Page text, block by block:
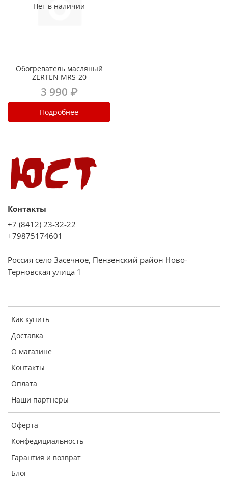
Нет в наличии
Обогреватель масляный
ZERTEN MRS-20
3 990 ₽
Подробнее
Как купить
Доставка
О магазине
Контакты
Оплата
Наши партнеры
Оферта
Конфедициальность
Гарантия и возврат
Блог
Контакты
+7 (8412) 23-32-22
+79875174601
Россия село Засечное, Пензенский район Ново-
Терновская улица 1